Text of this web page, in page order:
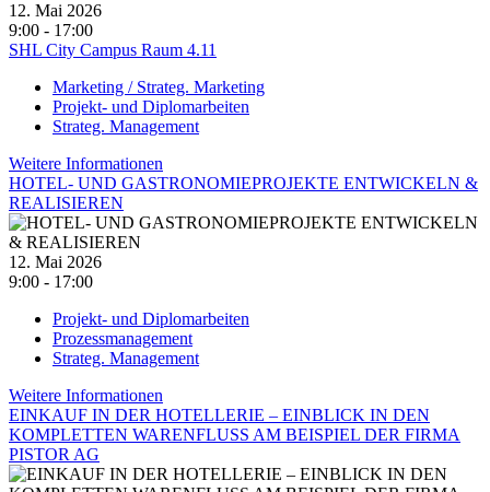
12. Mai 2026
9:00 - 17:00
SHL City Campus Raum 4.11
Marketing / Strateg. Marketing
Projekt- und Diplomarbeiten
Strateg. Management
Weitere Informationen
HOTEL- UND GASTRONOMIEPROJEKTE ENTWICKELN &
REALISIEREN
12. Mai 2026
9:00 - 17:00
Projekt- und Diplomarbeiten
Prozessmanagement
Strateg. Management
Weitere Informationen
EINKAUF IN DER HOTELLERIE – EINBLICK IN DEN
KOMPLETTEN WARENFLUSS AM BEISPIEL DER FIRMA
PISTOR AG